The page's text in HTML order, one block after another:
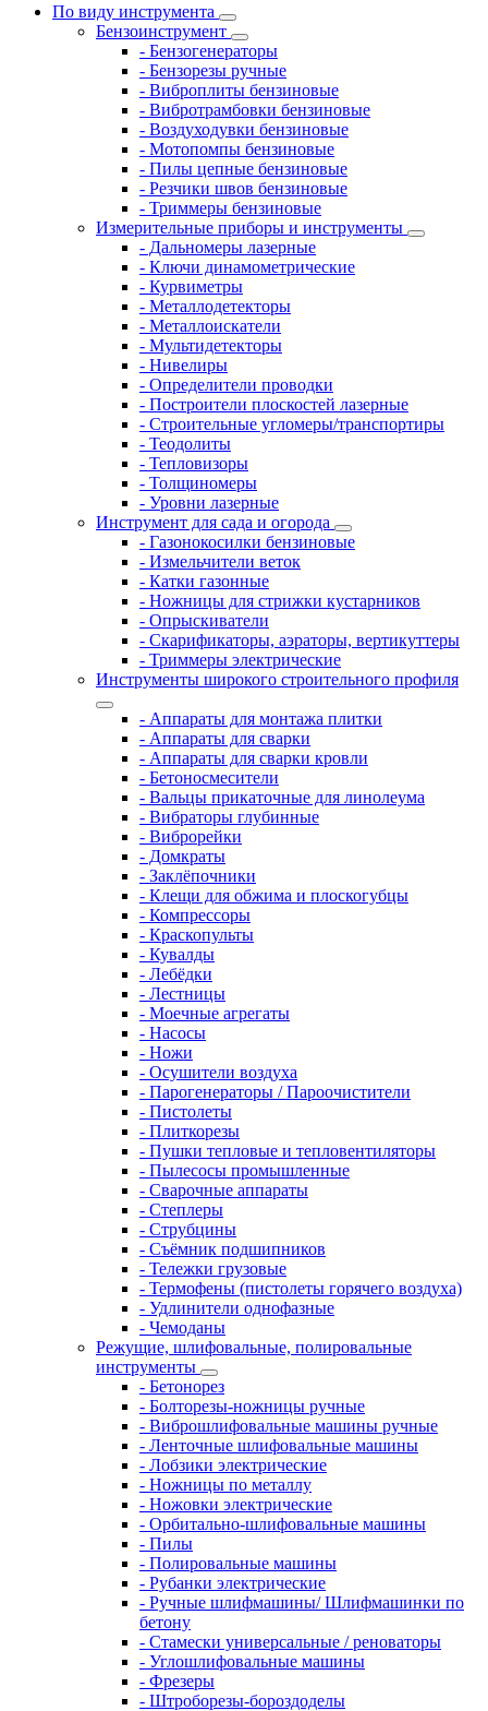
По виду инструмента
Бензоинструмент
- Бензогенераторы
- Бензорезы ручные
- Виброплиты бензиновые
- Вибротрамбовки бензиновые
- Воздуходувки бензиновые
- Мотопомпы бензиновые
- Пилы цепные бензиновые
- Резчики швов бензиновые
- Триммеры бензиновые
Измерительные приборы и инструменты
- Дальномеры лазерные
- Ключи динамометрические
- Курвиметры
- Металлодетекторы
- Металлоискатели
- Мультидетекторы
- Нивелиры
- Определители проводки
- Построители плоскостей лазерные
- Строительные угломеры/транспортиры
- Теодолиты
- Тепловизоры
- Толщиномеры
- Уровни лазерные
Инструмент для сада и огорода
- Газонокосилки бензиновые
- Измельчители веток
- Катки газонные
- Ножницы для стрижки кустарников
- Опрыскиватели
- Скарификаторы, аэраторы, вертикуттеры
- Триммеры электрические
Инструменты широкого строительного профиля
- Аппараты для монтажа плитки
- Аппараты для сварки
- Аппараты для сварки кровли
- Бетоносмесители
- Вальцы прикаточные для линолеума
- Вибраторы глубинные
- Виброрейки
- Домкраты
- Заклёпочники
- Клещи для обжима и плоскогубцы
- Компрессоры
- Краскопульты
- Кувалды
- Лебёдки
- Лестницы
- Моечные агрегаты
- Насосы
- Ножи
- Осушители воздуха
- Парогенераторы / Пароочистители
- Пистолеты
- Плиткорезы
- Пушки тепловые и тепловентиляторы
- Пылесосы промышленные
- Сварочные аппараты
- Степлеры
- Струбцины
- Съёмник подшипников
- Тележки грузовые
- Термофены (пистолеты горячего воздуха)
- Удлинители однофазные
- Чемоданы
Режущие, шлифовальные, полировальные
инструменты
- Бетонорез
- Болторезы-ножницы ручные
- Виброшлифовальные машины ручные
- Ленточные шлифовальные машины
- Лобзики электрические
- Ножницы по металлу
- Ножовки электрические
- Орбитально-шлифовальные машины
- Пилы
- Полировальные машины
- Рубанки электрические
- Ручные шлифмашины/ Шлифмашинки по
бетону
- Стамески универсальные / реноваторы
- Углошлифовальные машины
- Фрезеры
- Штроборезы-бороздоделы